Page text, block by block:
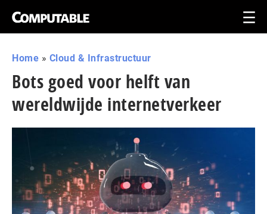
Home » Cloud & Infrastructuur
Bots goed voor helft van
wereldwijde internetverkeer